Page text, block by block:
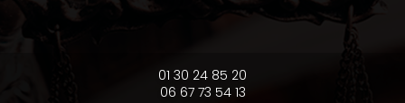
01 30 24 85 20
06 67 73 54 13